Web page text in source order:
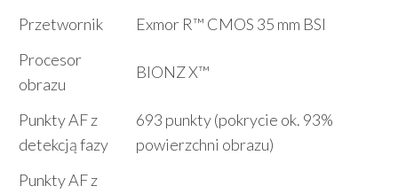
Przetwornik
Exmor R™ CMOS 35 mm BSI
Procesor
obrazu
BIONZ X™
Punkty AF z
detekcją fazy
693 punkty (pokrycie ok. 93%
powierzchni obrazu)
Punkty AF z